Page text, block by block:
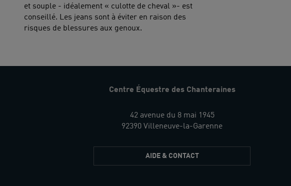
et souple - idéalement « culotte de cheval »- est
conseillé. Les jeans sont à éviter en raison des
risques de blessures aux genoux.
Centre Équestre des Chanteraines
42 avenue du 8 mai 1945
92390 Villeneuve-la-Garenne
AIDE & CONTACT